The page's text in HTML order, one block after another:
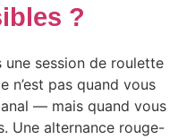
?
une session de roulette
n’est pas quand vous
— mais quand vous
Une alternance rouge-